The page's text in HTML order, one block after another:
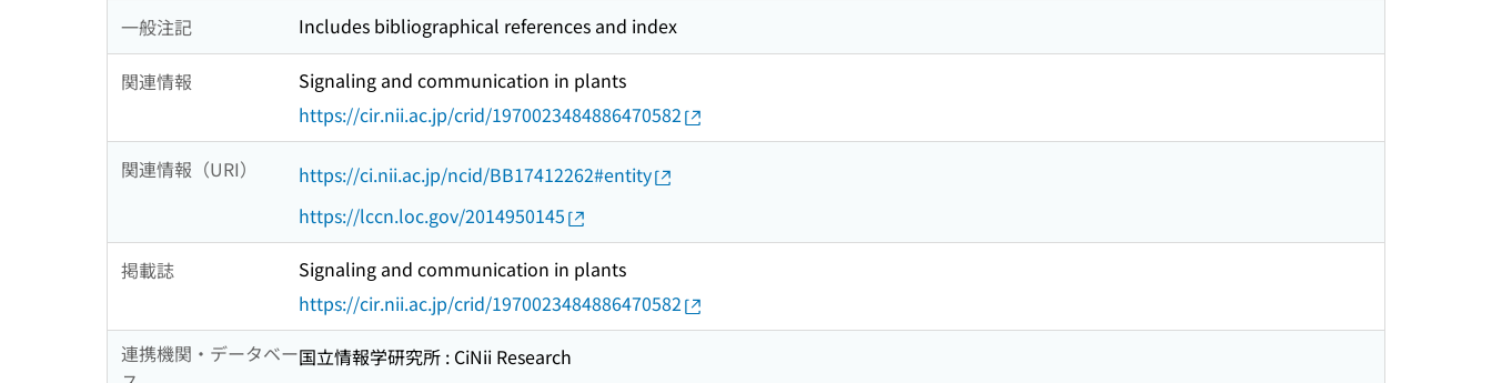
一般注記 Includes bibliographical references and index
関連情報
Signaling and communication in plants
https://cir.nii.ac.jp/crid/1970023484886470582
関連情報（URI）
https://ci.nii.ac.jp/ncid/BB17412262#entity
https://lccn.loc.gov/2014950145
掲載誌
Signaling and communication in plants
https://cir.nii.ac.jp/crid/1970023484886470582
連携機関・データベー国立情報学研究所 : CiNii Research